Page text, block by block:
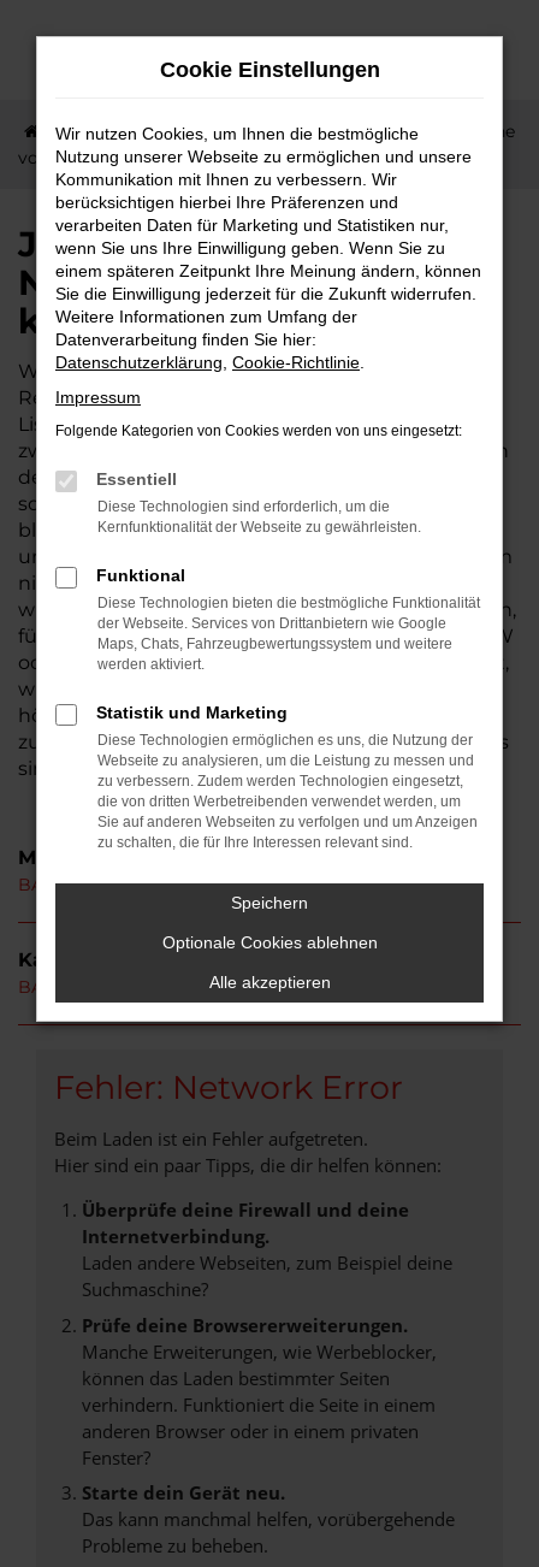
Zum
Startseite Ortenberg
Jetzt Ihren BAW in der Nähe
von Ortenberg kaufen
Jetzt Ihren BAW in der
Nähe von Ortenberg
kaufen
Wer sich für einen BAW interessiert, hat in der
Region Ortenberg gute Karten. Das Autohaus
Lisson existiert bereits seit 1974 und wird in der
zweiten Generation familiengeführt. Wir sind tief in
der Umgebung von Ortenberg verwurzelt und
sorgen dafür, dass die schöne Wetterau mobil
bleibt. Unser Unternehmen liegt verkehrsgünstig
unweit der Autobahnen A45 und A5 und ist zudem
nicht weit von Frankfurt am Main entfernt. Wenn
wir über Tradition und regionale Bindung sprechen,
füllen wir diese Aspekte mit Leben. Wer einen BAW
oder ein Fahrzeug eines anderen Herstellers sucht,
wird umfangreich und kompetent beraten. Wir
hören genau zu und sorgen dafür, dass Sie
zufrieden mit einem BAW in Ortenberg unterwegs
sind.
Modelle
BAW 212 Ortenberg
Kategorie
BAW Neuwagen Ortenberg
Fehler: Network Error
Beim Laden ist ein Fehler aufgetreten.
Hier sind ein paar Tipps, die dir helfen können:
Überprüfe deine Firewall und deine
Internetverbindung.
Laden andere Webseiten, zum Beispiel deine
Suchmaschine?
Prüfe deine Browsererweiterungen.
Manche Erweiterungen, wie Werbeblocker,
können das Laden bestimmter Seiten
verhindern. Funktioniert die Seite in einem
anderen Browser oder in einem privaten
Fenster?
Starte dein Gerät neu.
Das kann manchmal helfen, vorübergehende
Probleme zu beheben.
Cookie Einstellungen
Wir nutzen Cookies, um Ihnen die bestmögliche
Nutzung unserer Webseite zu ermöglichen und unsere
Kommunikation mit Ihnen zu verbessern. Wir
berücksichtigen hierbei Ihre Präferenzen und
verarbeiten Daten für Marketing und Statistiken nur,
wenn Sie uns Ihre Einwilligung geben. Wenn Sie zu
einem späteren Zeitpunkt Ihre Meinung ändern, können
Sie die Einwilligung jederzeit für die Zukunft widerrufen.
Weitere Informationen zum Umfang der
Datenverarbeitung finden Sie hier:
Datenschutzerklärung Cookie-Richtlinie
Impressum
Folgende Kategorien von Cookies werden von uns eingesetzt:
Essentiell
Diese Technologien sind erforderlich, um die
Kernfunktionalität der Webseite zu gewährleisten.
Funktional
Diese Technologien bieten die bestmögliche Funktionalität
der Webseite. Services von Drittanbietern wie Google
Maps, Chats, Fahrzeugbewertungssystem und weitere
werden aktiviert.
Statistik und Marketing
Diese Technologien ermöglichen es uns, die Nutzung der
Webseite zu analysieren, um die Leistung zu messen und
zu verbessern. Zudem werden Technologien eingesetzt,
die von dritten Werbetreibenden verwendet werden, um
Sie auf anderen Webseiten zu verfolgen und um Anzeigen
zu schalten, die für Ihre Interessen relevant sind.
Speichern
Optionale Cookies ablehnen
Alle akzeptieren